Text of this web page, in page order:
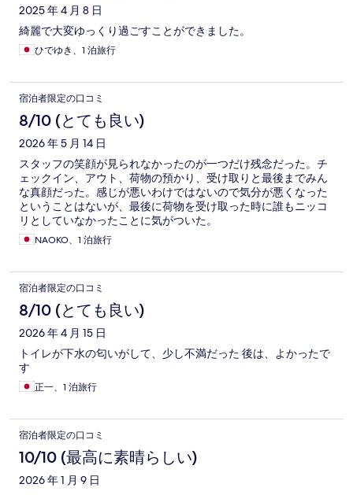
2025 年 4 月 8 日
綺麗で大変ゆっくり過ごすことができました。
ひでゆき、1 泊旅行
宿泊者限定の口コミ
8/10 (とても良い)
2026 年 5 月 14 日
スタッフの笑顔が見られなかったのが一つだけ残念だった。チ
ェックイン、アウト、荷物の預かり、受け取りと最後までみん
な真顔だった。感じが悪いわけではないので気分が悪くなった
ということはないが、最後に荷物を受け取った時に誰もニッコ
リとしていなかったことに気がついた。
NAOKO、1 泊旅行
宿泊者限定の口コミ
8/10 (とても良い)
2026 年 4 月 15 日
トイレが下水の匂いがして、少し不満だった 後は、よかったで
す
正一、1 泊旅行
宿泊者限定の口コミ
10/10 (最高に素晴らしい)
2026 年 1 月 9 日